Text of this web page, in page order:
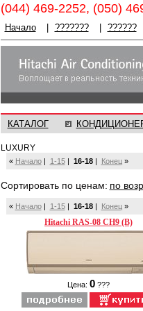
(044) 469-2252, (050)
Начало ??????? ??????
КАТАЛОГ
LUXURY
« Начало| 1-15| 16-18| Конец»
Cортировать по ценам: по
« Начало| 1-15| 16-18| Конец»
Hitachi RAS-08 CH9 (B)
Цена: 0 ???